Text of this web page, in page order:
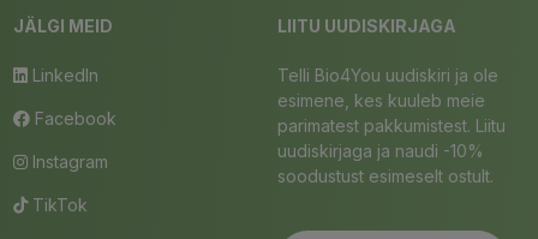
JÄLGI MEID
LinkedIn
Facebook
Instagram
TikTok
LIITU UUDISKIRJAGA
Telli Bio4You uudiskiri ja ole
esimene, kes kuuleb meie
parimatest pakkumistest. Liitu
uudiskirjaga ja naudi -10%
soodustust esimeselt ostult.